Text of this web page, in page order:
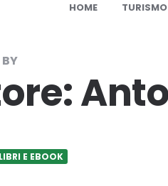
HOME
BY
LIBRI E EBOOK